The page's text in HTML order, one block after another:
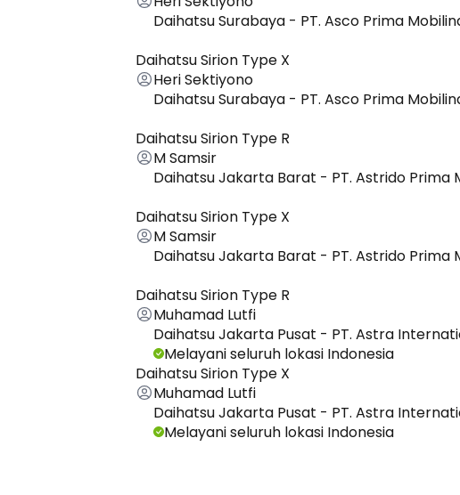
Daihatsu Surabaya - PT. Asco Prima
Daihatsu Sirion Type X
Heri Sektiyono
Daihatsu Surabaya - PT. Asco Prima
Daihatsu Sirion Type R
M Samsir
Daihatsu Jakarta Barat - PT. Astrido Prima
Daihatsu Sirion Type X
M Samsir
Daihatsu Jakarta Barat - PT. Astrido Prima
Daihatsu Sirion Type R
Muhamad Lutfi
Daihatsu Jakarta Pusat - PT. Astra
Melayani seluruh lokasi Indonesia
Daihatsu Sirion Type X
Muhamad Lutfi
Daihatsu Jakarta Pusat - PT. Astra
Melayani seluruh lokasi Indonesia